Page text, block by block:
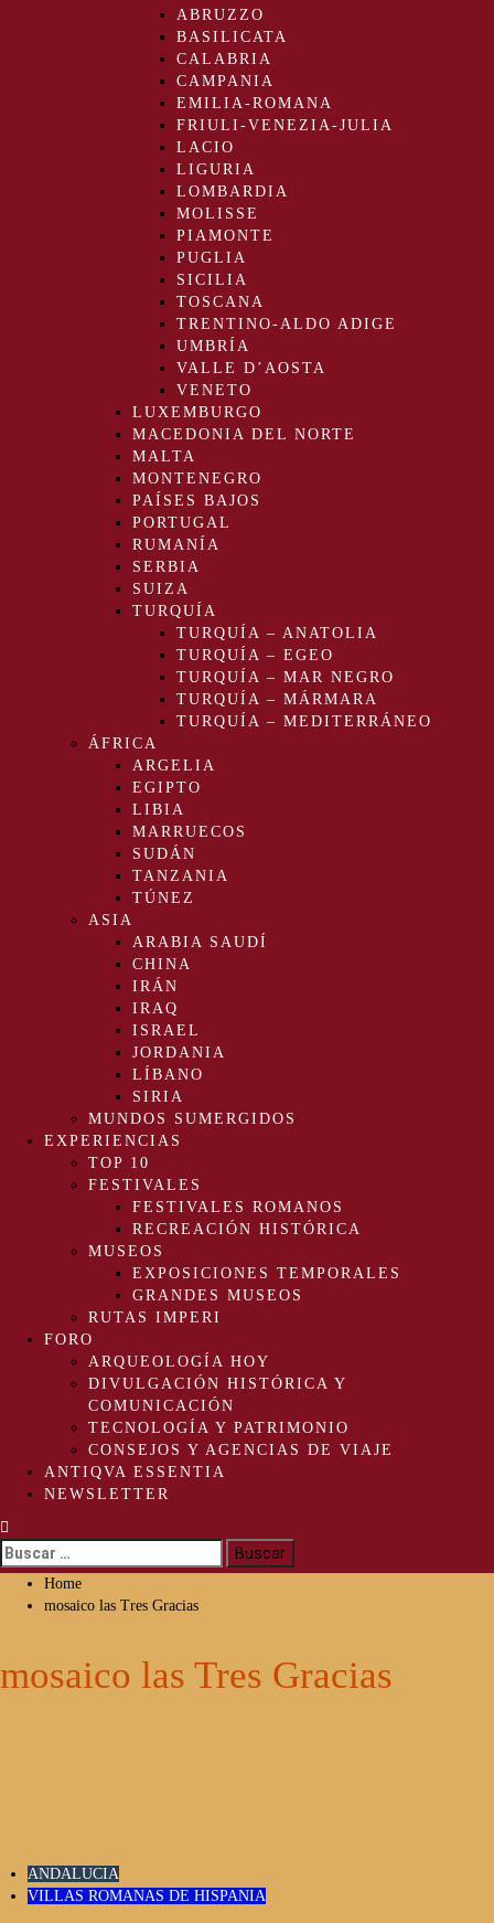
ABRUZZO
BASILICATA
CALABRIA
CAMPANIA
EMILIA-ROMANA
FRIULI-VENEZIA-JULIA
LACIO
LIGURIA
LOMBARDIA
MOLISSE
PIAMONTE
PUGLIA
SICILIA
TOSCANA
TRENTINO-ALDO ADIGE
UMBRÍA
VALLE D’AOSTA
VENETO
LUXEMBURGO
MACEDONIA DEL NORTE
MALTA
MONTENEGRO
PAÍSES BAJOS
PORTUGAL
RUMANÍA
SERBIA
SUIZA
TURQUÍA
TURQUÍA – ANATOLIA
TURQUÍA – EGEO
TURQUÍA – MAR NEGRO
TURQUÍA – MÁRMARA
TURQUÍA – MEDITERRÁNEO
ÁFRICA
ARGELIA
EGIPTO
LIBIA
MARRUECOS
SUDÁN
TANZANIA
TÚNEZ
ASIA
ARABIA SAUDÍ
CHINA
IRÁN
IRAQ
ISRAEL
JORDANIA
LÍBANO
SIRIA
MUNDOS SUMERGIDOS
EXPERIENCIAS
TOP 10
FESTIVALES
FESTIVALES ROMANOS
RECREACIÓN HISTÓRICA
MUSEOS
EXPOSICIONES TEMPORALES
GRANDES MUSEOS
RUTAS IMPERI
FORO
ARQUEOLOGÍA HOY
DIVULGACIÓN HISTÓRICA Y
COMUNICACIÓN
TECNOLOGÍA Y PATRIMONIO
CONSEJOS Y AGENCIAS DE VIAJE
ANTIQVA ESSENTIA
NEWSLETTER
Buscar:
Home
mosaico las Tres Gracias
mosaico las Tres Gracias
ANDALUCIA
VILLAS ROMANAS DE HISPANIA